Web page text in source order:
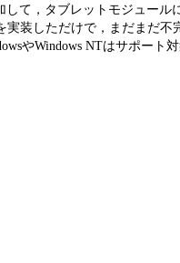
て，タブレットモジュール
装しただけで，まだまだ不
やWindows NTはサポート対